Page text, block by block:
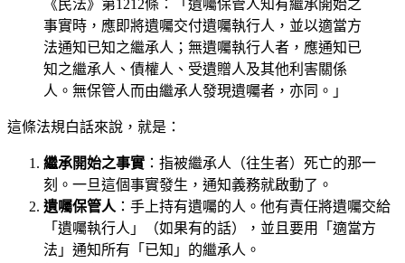
《民法》第1212條：「遺囑保管人知有繼承開始之
事實時，應即將遺囑交付遺囑執行人，並以適當方
法通知已知之繼承人；無遺囑執行人者，應通知已
知之繼承人、債權人、受遺贈人及其他利害關係
人。無保管人而由繼承人發現遺囑者，亦同。」
這條法規白話來說，就是：
繼承開始之事實 ：指被繼承人（往生者）死亡的那一
刻。一旦這個事實發生，通知義務就啟動了。
遺囑保管人 ：手上持有遺囑的人。他有責任將遺囑交給
「遺囑執行人」（如果有的話），並且要用「適當方
法」通知所有「已知」的繼承人。